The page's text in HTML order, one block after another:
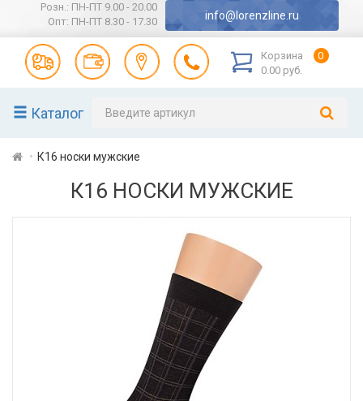
Розн.: ПН-ПТ 9.00 - 20.00
Опт: ПН-ПТ 8.30 - 17.30
info@lorenzline.ru
Корзина
0
0.00 руб.
Каталог
К16 носки мужские
К16 НОСКИ МУЖСКИЕ